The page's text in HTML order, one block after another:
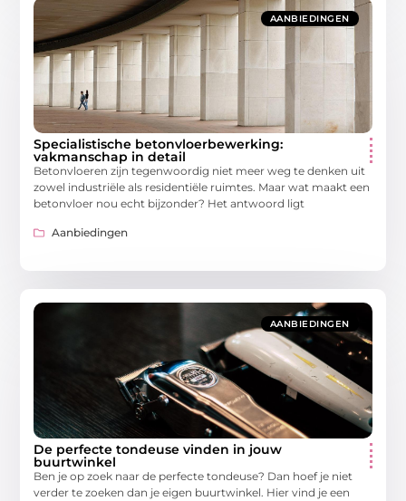
AANBIEDINGEN
Specialistische betonvloerbewerking:
vakmanschap in detail
Betonvloeren zijn tegenwoordig niet meer weg te denken uit
zowel industriële als residentiële ruimtes. Maar wat maakt een
betonvloer nou echt bijzonder? Het antwoord ligt
Aanbiedingen
AANBIEDINGEN
De perfecte tondeuse vinden in jouw
buurtwinkel
Ben je op zoek naar de perfecte tondeuse? Dan hoef je niet
verder te zoeken dan je eigen buurtwinkel. Hier vind je een